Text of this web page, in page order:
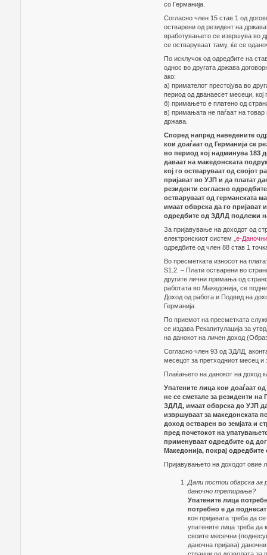
со Германија.
Согласно член 15 став 1 од
остварени од резидент на
вработувањето се извршува во
се остваруваат таму, ќе се
По исклучок од одредбите на
однос во другата држава
ако:
а) примателот престојува во
период од дванаесет месеци,
б) примањето е платено од
в) примањата не паѓаат на товар
држава.
Според напред наведените
кои доаѓаат од Германија се
во период кој надминува 183
даваат на македонската
кој го остваруваат од својот
пријават во УЈП и да платат
резиденти согласно
остваруваат од германската
имаат обврска да го пријават
одредбите од ЗДЛД подлежи
За пријавување на доходот од
електронскиот систем „ е-
одредбите од член 88 став 1
Во пресметката износот на
Ѕ1.2. – Плати остварени во
другите лични примања од
работата во Македонија, се
Доход од работа и Подвид на
Германија.
По приемот на пресметката
се издава Рекапитулација за
на данокот на личен доход
Согласно член 93 од ЗДЛД,
месецот за претходниот месец и
Плаќањето на данокот на доход
Упатените лица кои доаѓаат
не се сметале за резиденти
ЗДЛД, имаат обврска до УЈП да
извршуваат за македонската
доход остварен во земјата и
пред почетокот на
применуваат одредбите од
Македонија, покрај
Пријавувањето на доходот овие
Дали постои обврска за
даночно третирање?
Упатените лица
потребно е да
кон пријавата треба да
упатените лица треба да
своите месечни
даночна пријава)